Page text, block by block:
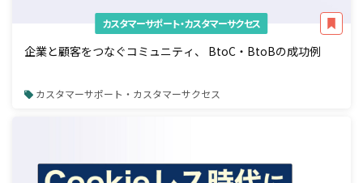
カスタマーサポート・カスタマーサクセス
企業と顧客をつなぐコミュニティ、 BtoC・BtoBの成功例
カスタマーサポート・カスタマーサクセス